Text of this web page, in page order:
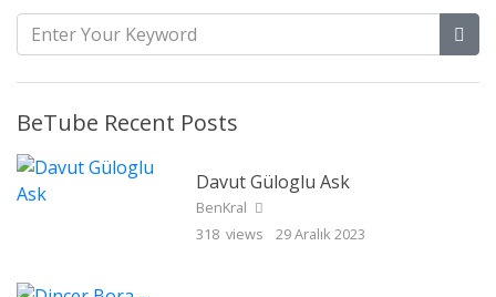
BeTube Recent Posts
Davut Güloglu Ask
BenKral
318 views
29 Aralık 2023